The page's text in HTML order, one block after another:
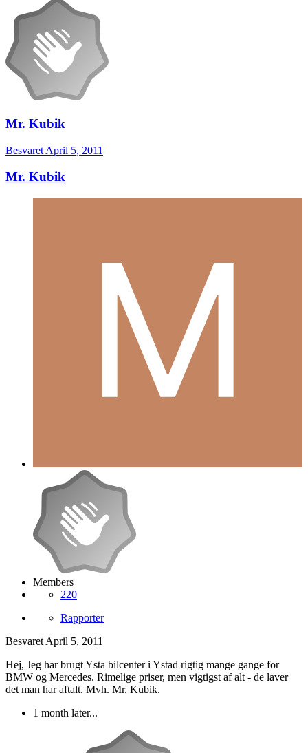
Mr. Kubik
Besvaret April 5, 2011
Mr. Kubik
Members
220
Rapporter
Besvaret April 5, 2011
Hej, Jeg har brugt Ysta bilcenter i Ystad rigtig mange gange for
BMW og Mercedes. Rimelige priser, men vigtigst af alt - de laver
det man har aftalt. Mvh. Mr. Kubik.
1 month later...